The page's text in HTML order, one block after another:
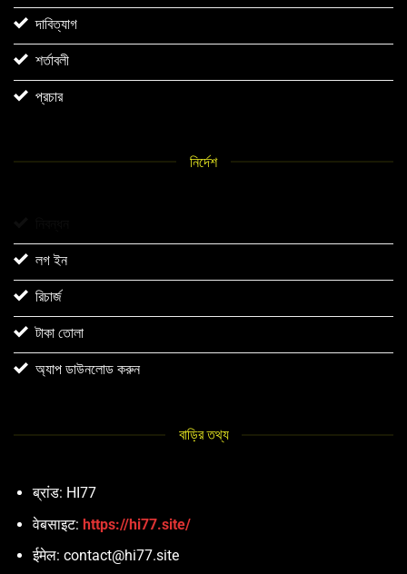
দাবিত্যাগ
শর্তাবলী
প্রচার
নির্দেশ
লগ ইন
রিচার্জ
টাকা তোলা
অ্যাপ ডাউনলোড করুন
বাড়ির তথ্য
ब्रांड: HI77
वेबसाइट: https://hi77.site/
ईमेल: contact@hi77.site